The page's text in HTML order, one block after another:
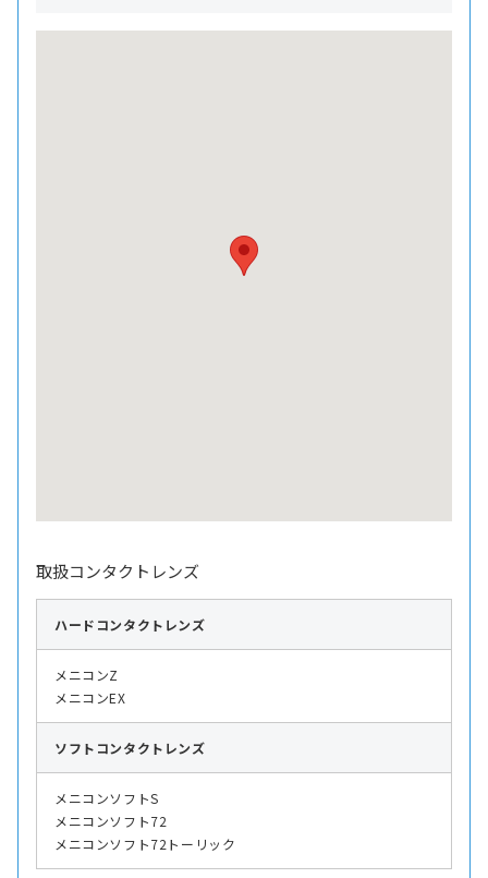
取扱コンタクトレンズ
ハード コンタクトレンズ
メニコンZ
メニコンEX
ソフト コンタクトレンズ
メニコンソフトS
メニコンソフト72
メニコンソフト72トーリック